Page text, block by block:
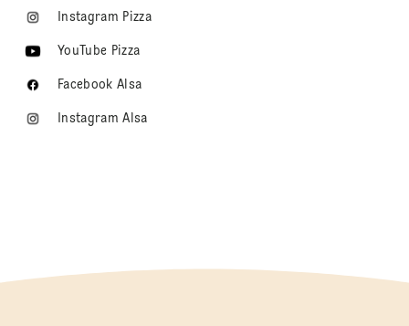
Instagram Pizza
YouTube Pizza
Facebook Alsa
Instagram Alsa